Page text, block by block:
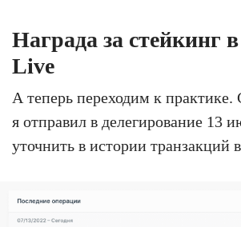
Награда за стейкинг
Live
А теперь переходим к практике.
я отправил в делегирование 13
уточнить в истории транзакций